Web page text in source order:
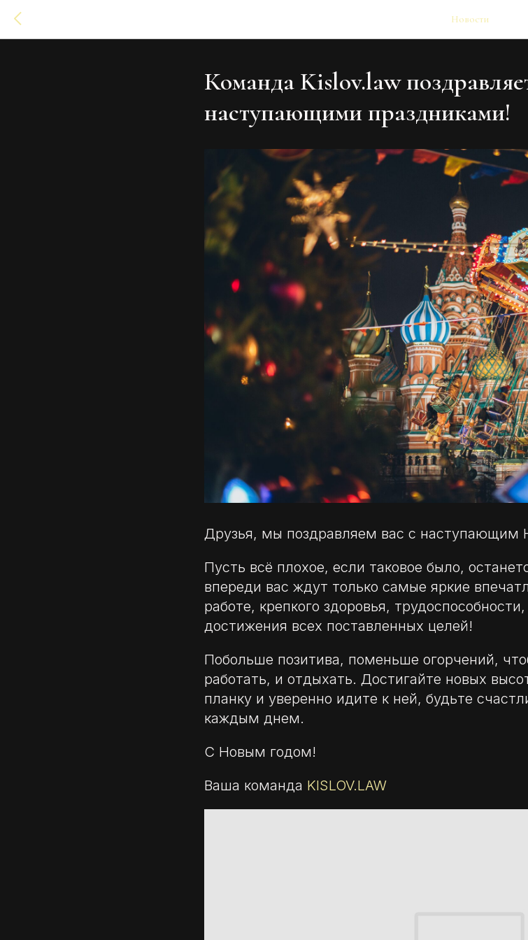
Новости
Команда Kislov.law
наступающими праздниками!
Друзья, мы поздравляем вас с наступающим
Пусть всё плохое, если таковое было,
впереди вас ждут только самые яркие
работе, крепкого здоровья,
достижения всех поставленных целей!
Побольше позитива, поменьше огорчений,
работать, и отдыхать. Достигайте новых
планку и уверенно идите к ней, будьте
каждым днем.
С Новым годом!
Ваша команда KISLOV.LAW